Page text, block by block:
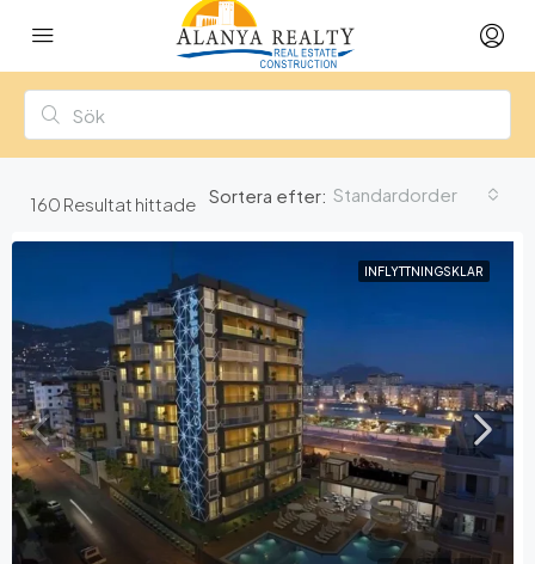
160 Resultat hittade Sortera efter: Standardorder
INFLYTTNINGSKLAR